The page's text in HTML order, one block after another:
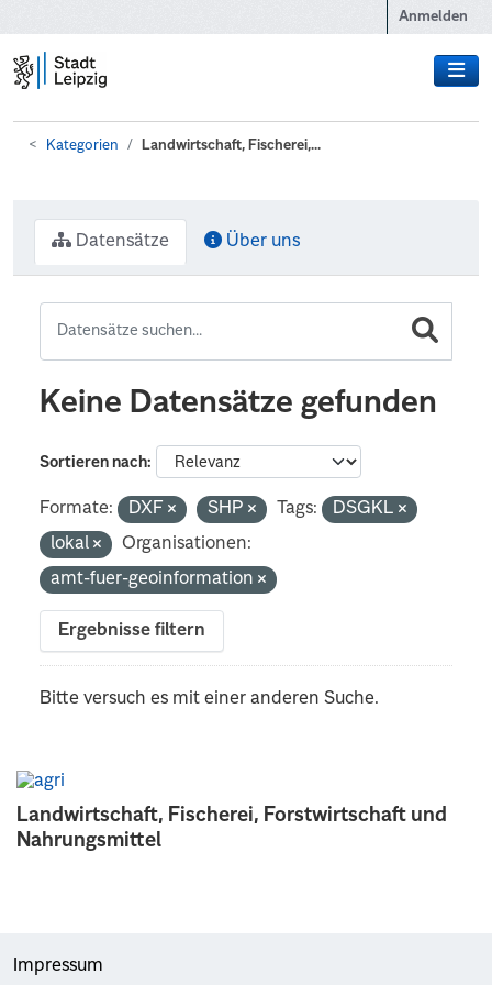
Anmelden
Kategorien Landwirtschaft, Fischerei,...
Landwirtschaft, Fischerei, Forstwirtschaft und
Nahrungsmittel
Datensätze Über uns
Keine Datensätze gefunden
Sortieren nach
Formate: DXF SHP Tags:
DSGKL
lokal
Organisationen:
amt-fuer-geoinformation
Ergebnisse filtern
Bitte versuch es mit einer anderen Suche.
Impressum